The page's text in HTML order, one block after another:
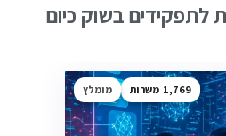
לתפקידים בשוק כיום
1,769 מומלץ